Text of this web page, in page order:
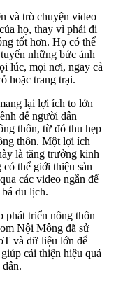
và trò chuyện video
họ, thay vì phải đi
tốt hơn. Họ có thể
những bức ảnh
lúc, mọi nơi, ngay cả
hoặc trang trại.
lại lợi ích to lớn
để người dân
thôn, từ đó thu hẹp
thôn. Một lợi ích
là tăng trưởng kinh
thể giới thiệu sản
các video ngắn để
du lịch.
phát triển nông thôn
Nội Mông đã sử
và dữ liệu lớn để
cải thiện hiệu quả